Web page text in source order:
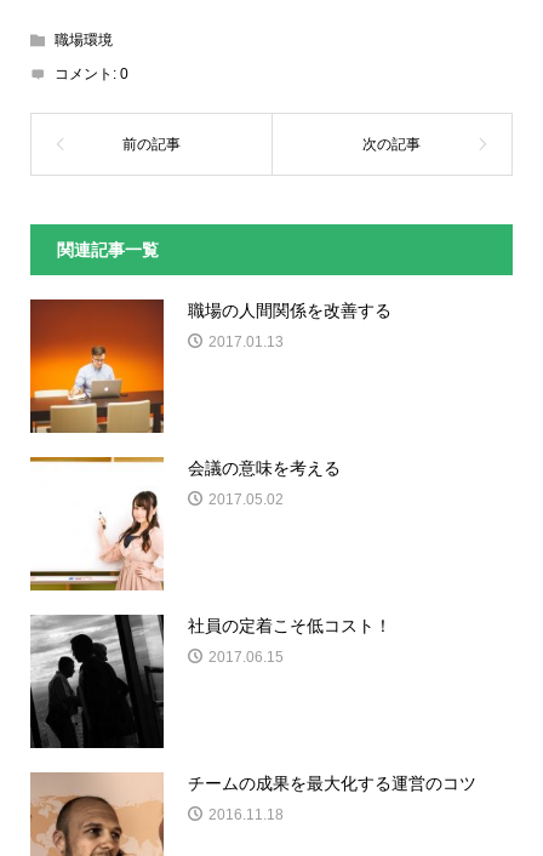
職場環境
コメント: 0
関連記事一覧
職場の人間関係を改善する
2017.01.13
会議の意味を考える
2017.05.02
社員の定着こそ低コスト！
2017.06.15
チームの成果を最大化する運営のコツ
2016.11.18